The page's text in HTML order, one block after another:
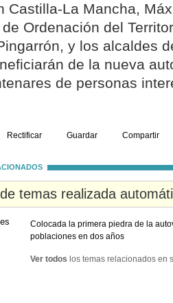
Castilla-La Mancha,
Ordenación del
y los alcaldes
de la nueva
de personas
Rectificar Guardar Compartir
temas realizada
Colocada la primera piedra de la
poblaciones en dos años
Ver todos los temas relacionados en